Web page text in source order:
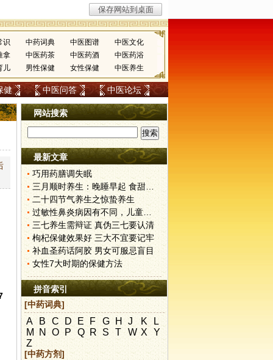
识 中药词典 中医图谱
中医文化
拿
中医药茶 中医药酒
中医药浴
儿
男性保健 女性保健 中医养生
健 中医问答 中医论坛
网站搜索
最新文章
巧用药膳调失眠
三月顺时养生：晚睡早起 食甜养肝
二十四节气养生之惊蛰养生
过敏性鼻炎病因有不同，儿童家庭护理需慎重
三七养生需辩证 真伪三七要认清
枸杞保健效果好 三大不宜要记牢
补血圣药话阿胶 男女可服忌盲目
女性7大时期的保健方法
拼音索引
[中药词典]
A B C D E F G H J K
L
M N O P Q R S T W X
Y
Z
[中药方剂]